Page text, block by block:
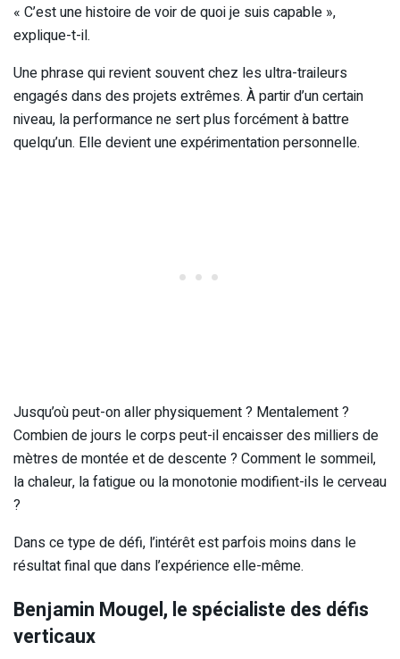
« C’est une histoire de voir de quoi je suis capable »,
explique-t-il.
Une phrase qui revient souvent chez les ultra-traileurs
engagés dans des projets extrêmes. À partir d’un certain
niveau, la performance ne sert plus forcément à battre
quelqu’un. Elle devient une expérimentation personnelle.
Jusqu’où peut-on aller physiquement ? Mentalement ?
Combien de jours le corps peut-il encaisser des milliers de
mètres de montée et de descente ? Comment le sommeil,
la chaleur, la fatigue ou la monotonie modifient-ils le cerveau
?
Dans ce type de défi, l’intérêt est parfois moins dans le
résultat final que dans l’expérience elle-même.
Benjamin Mougel, le spécialiste des défis
verticaux